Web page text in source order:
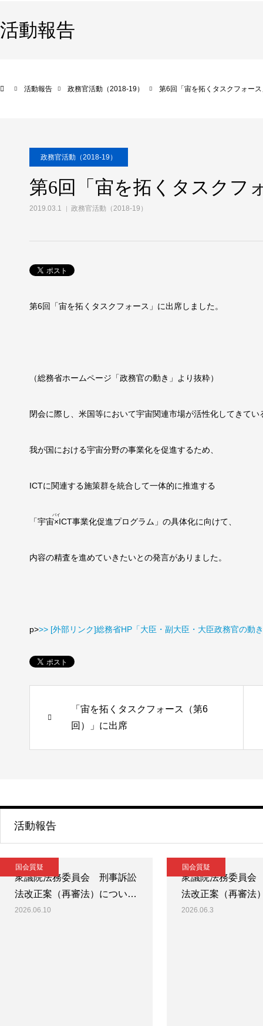
活動報告
活動報告 政務官活動（2018-19） 第6回「宙を拓くタスクフォー
政務官活動（2018-19）
第6回「宙を拓くタスクフ
2019.03.1 政務官活動（2018-19）
第6回「宙を拓くタスクフォース」に出席しました。
（総務省ホームページ「政務官の動き」より抜粋）
閉会に際し、米国等において宇宙関連市場が活性化してきてい
我が国における宇宙分野の事業化を促進するため、
ICTに関連する施策群を統合して一体的に推進する
「宇宙×
バイ
ICT事業化促進プログラム」の具体化に向けて、
内容の精査を進めていきたいとの発言がありました。
p>>> [外部リンク]総務省HP「大臣・副大臣・大臣政務官の動
「宙を拓くタスクフォース（第6
回）」に出席
活動報告
国会質疑
衆議院法務委員会 刑事訴訟
法改正案（再審法）につい…
2026.06.10
国会質疑
衆議院法務委員
法改正案（再審法
2026.06.3